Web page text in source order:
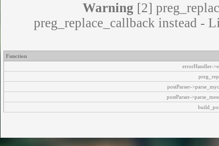
Warning [2]
preg_replace_callback instead -
Function
errorHandler-
postParser-
postParser-